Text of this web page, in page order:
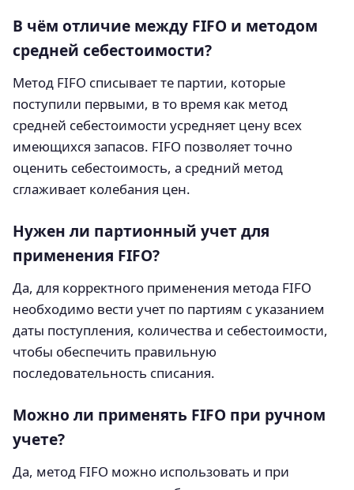
В чём отличие между FIFO и методом
средней себестоимости?
Метод FIFO списывает те партии, которые
поступили первыми, в то время как метод
средней себестоимости усредняет цену всех
имеющихся запасов. FIFO позволяет точно
оценить себестоимость, а средний метод
сглаживает колебания цен.
Нужен ли партионный учет для
применения FIFO?
Да, для корректного применения метода FIFO
необходимо вести учет по партиям с указанием
даты поступления, количества и себестоимости,
чтобы обеспечить правильную
последовательность списания.
Можно ли применять FIFO при ручном
учете?
Да, метод FIFO можно использовать и при